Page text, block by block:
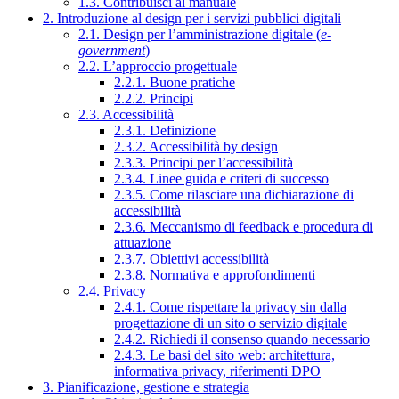
2. Introduzione al design per i servizi pubblici digitali
2.1. Design per l’amministrazione digitale (e-
government)
2.2. L’approccio progettuale
2.2.1. Buone pratiche
2.2.2. Principi
2.3. Accessibilità
2.3.1. Definizione
2.3.2. Accessibilità by design
2.3.3. Principi per l’accessibilità
2.3.4. Linee guida e criteri di successo
2.3.5. Come rilasciare una dichiarazione di
accessibilità
2.3.6. Meccanismo di feedback e procedura di
attuazione
2.3.7. Obiettivi accessibilità
2.3.8. Normativa e approfondimenti
2.4. Privacy
2.4.1. Come rispettare la privacy sin dalla
progettazione di un sito o servizio digitale
2.4.2. Richiedi il consenso quando necessario
2.4.3. Le basi del sito web: architettura,
informativa privacy, riferimenti DPO
3. Pianificazione, gestione e strategia